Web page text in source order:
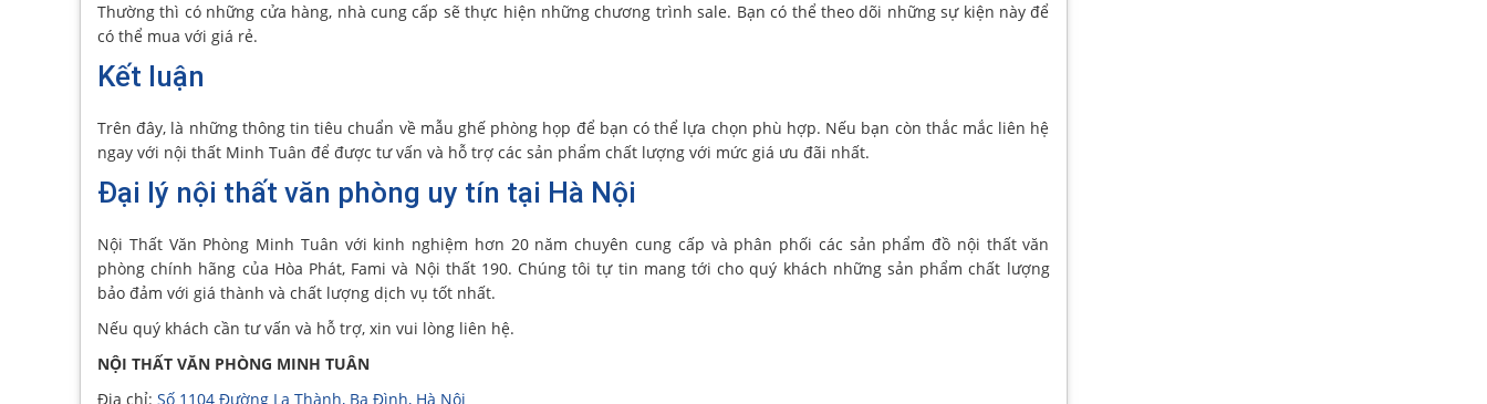
Thường thì có những cửa hàng, nhà cung cấp sẽ thực hiện những chương trình sale. Bạn có thể theo dõi những sự kiện này để
có thể mua với giá rẻ.
Kết luận
Trên đây, là những thông tin tiêu chuẩn về mẫu ghế phòng họp để bạn có thể lựa chọn phù hợp. Nếu bạn còn thắc mắc liên hệ
ngay với nội thất Minh Tuân để được tư vấn và hỗ trợ các sản phẩm chất lượng với mức giá ưu đãi nhất.
Đại lý nội thất văn phòng uy tín tại Hà Nội
Nội Thất Văn Phòng Minh Tuân với kinh nghiệm hơn 20 năm chuyên cung cấp và phân phối các sản phẩm đồ nội thất văn
phòng chính hãng của Hòa Phát, Fami và Nội thất 190. Chúng tôi tự tin mang tới cho quý khách những sản phẩm chất lượng
bảo đảm với giá thành và chất lượng dịch vụ tốt nhất.
Nếu quý khách cần tư vấn và hỗ trợ, xin vui lòng liên hệ.
NỘI THẤT VĂN PHÒNG MINH TUÂN
Địa chỉ: Số 1104 Đường La Thành, Ba Đình, Hà Nội